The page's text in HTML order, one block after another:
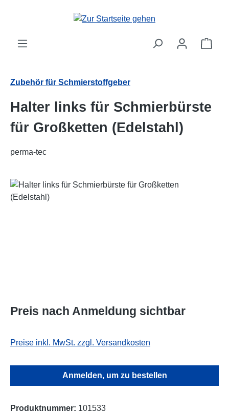
Zum Hauptinhalt springen
Zubehör für Schmierstoffgeber
Halter links für Schmierbürste
für Großketten (Edelstahl)
perma-tec
Bildergalerie überspringen
Preis nach Anmeldung sichtbar
Preise inkl. MwSt. zzgl. Versandkosten
Anmelden, um zu bestellen
Produktnummer: 101533